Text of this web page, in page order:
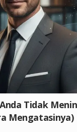
Tidak
Mengatasinya)